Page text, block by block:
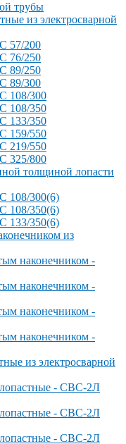
трубы
из электросварной
57/200
76/250
89/250
89/300
108/300
108/350
133/350
159/550
219/550
325/800
толщиной лопасти
108/300(6)
108/350(6)
133/350(6)
из
наконечником -
наконечником -
наконечником -
наконечником -
из электросварной
- СВС-2Л
- СВС-2Л
- СВС-2Л